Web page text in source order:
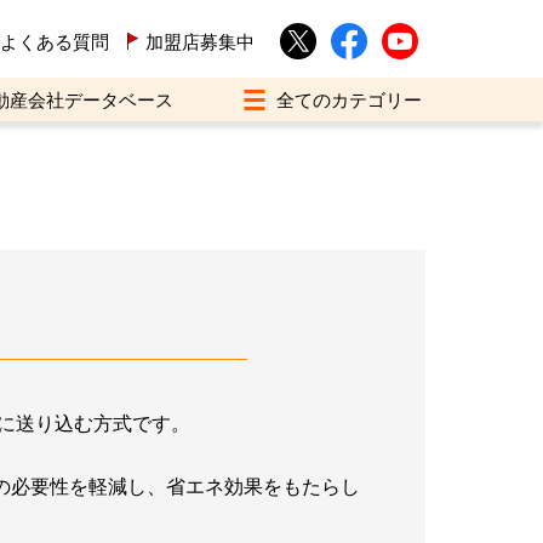
よくある質問 加盟店募集中
産会社データベース
り込む方式です。
要性を軽減し、省エネ効果をもたらし